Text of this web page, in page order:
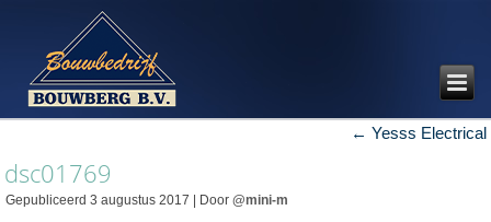
← Yesss Electrical
dsc01769
Gepubliceerd 3 augustus 2017 Door @mini-m